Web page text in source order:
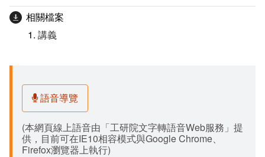
相關檔案
講義
語音導覽
(本網頁線上語音由「工研院文字轉語音Web服務」提
供，目前可在IE10相容模式與Google Chrome、
Firefox瀏覽器上執行)